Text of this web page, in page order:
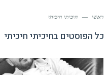
ראשי — חיכיתי חיכיתי
כל הפוסטים בחיכיתי חיכיתי